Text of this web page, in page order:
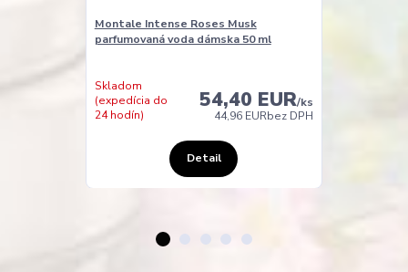
Montale Intense Roses Musk
parfumovaná voda dámska 50 ml
54,40 EUR/ks
44,96 EURbez DPH
Skladom
(expedícia do
24 hodín)
Detail